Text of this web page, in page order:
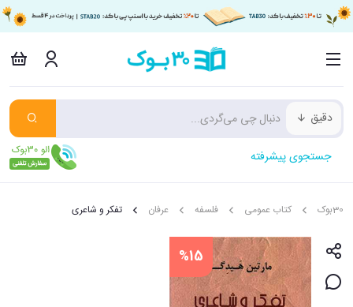
دقیق
جستجوی پیشرفته
30بوک کتاب عمومی فلسفه عرفان تفکر و شاعری
%15